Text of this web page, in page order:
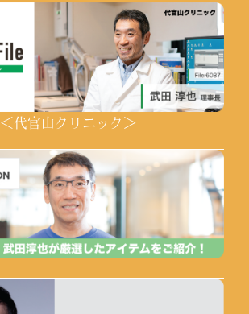
＜代官山クリニック＞